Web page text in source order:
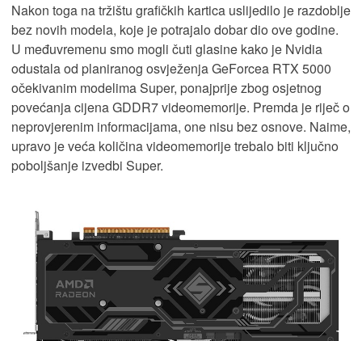
Nakon toga na tržištu grafičkih kartica uslijedilo je razdoblje
bez novih modela, koje je potrajalo dobar dio ove godine.
U međuvremenu smo mogli čuti glasine kako je Nvidia
odustala od planiranog osvježenja GeForcea RTX 5000
očekivanim modelima Super, ponajprije zbog osjetnog
povećanja cijena GDDR7 videomemorije. Premda je riječ o
neprovjerenim informacijama, one nisu bez osnove. Naime,
upravo je veća količina videomemorije trebalo biti ključno
poboljšanje izvedbi Super.